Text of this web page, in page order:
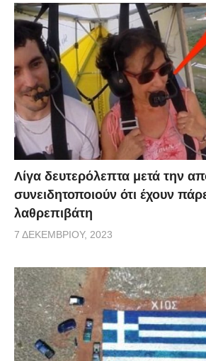
Λίγα δευτερόλεπτα μετά την
συνειδητοποιούν ότι έχουν
λαθρεπιβάτη
7 ΔΕΚΕΜΒΡΊΟΥ, 2023